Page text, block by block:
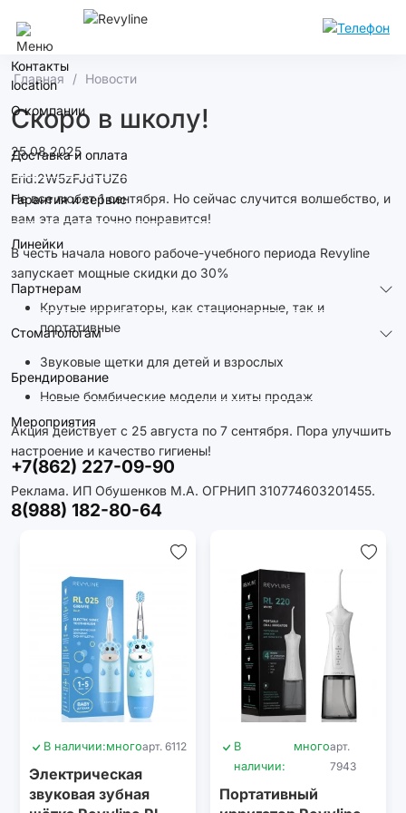
Контакты
О компании
Доставка и оплата
Гарантия и сервис
Линейки
Партнерам
Стоматологам
Брендирование
Мероприятия
+7(862) 227-09-90
8(988) 182-80-64
Главная Новости
Скоро в школу!
25.08.2025
Erid:2W5zFJdTUZ6
Не все любят 1 сентября. Но сейчас случится волшебство, и
вам эта дата точно понравится!
В честь начала нового рабоче-учебного периода Revyline
запускает мощные скидки до 30%
Крутые ирригаторы, как стационарные, так и
портативные
Звуковые щетки для детей и взрослых
Новые бомбические модели и хиты продаж
Акция действует с 25 августа по 7 сентября. Пора улучшить
настроение и качество гигиены!
Реклама. ИП Обушенков М.А. ОГРНИП 310774603201455.
В наличии:многоарт. 6112
Электрическая
звуковая зубная
В
наличии:
многоарт.
7943
Портативный